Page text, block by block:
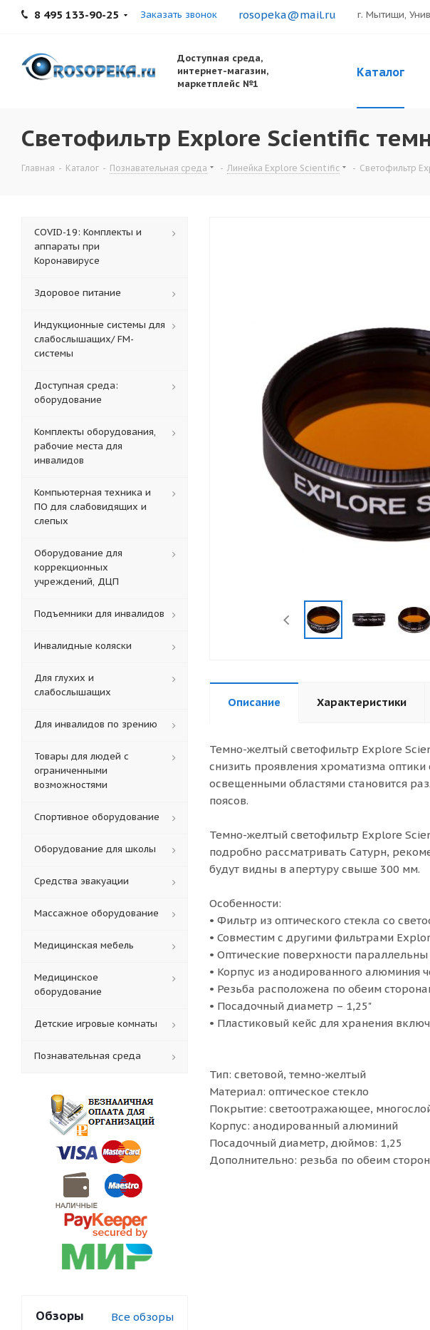
8 495 133-90-25 Заказать звонок rosopeka@mail.ru г. Мытищи,
Доступная среда,
интернет-магазин,
маркетплейс №1
Каталог
Светофильтр Explore Scientific
Главная - Каталог - Познавательная среда - Линейка Explore Scientific - Светофильтр
Описание Характеристики
Темно-желтый светофильтр Explore
снизить проявления хроматизма
освещенными областями становится
поясов.
Темно-желтый светофильтр Explore
подробно рассматривать Сатурн,
будут видны в апертуру свыше 300 мм.
Особенности:
• Фильтр из оптического стекла со
• Совместим с другими фильтрами
• Оптические поверхности параллельны
• Корпус из анодированного алюминия
• Резьба расположена по обеим
• Посадочный диаметр – 1,25"
• Пластиковый кейс для хранения
Тип: световой, темно-желтый
Материал: оптическое стекло
Покрытие: светоотражающее,
Корпус: анодированный алюминий
Посадочный диаметр, дюймов: 1,25
Дополнительно: резьба по обеим
COVID-19: Комплекты и
аппараты при
Коронавирусе
Здоровое питание
Индукционные системы для
слабослышащих/ FM-
системы
Доступная среда:
оборудование
Комплекты оборудования,
рабочие места для
инвалидов
Компьютерная техника и
ПО для слабовидящих и
слепых
Оборудование для
коррекционных
учреждений, ДЦП
Подъемники для инвалидов
Инвалидные коляски
Для глухих и
слабослышащих
Для инвалидов по зрению
Товары для людей с
ограниченными
возможностями
Спортивное оборудование
Оборудование для школы
Средства эвакуации
Массажное оборудование
Медицинская мебель
Медицинское
оборудование
Детские игровые комнаты
Познавательная среда
Обзоры Все обзоры